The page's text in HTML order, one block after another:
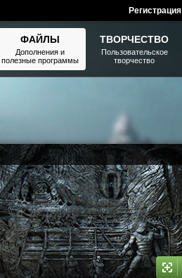
ФАЙЛЫ
Дополнения и
полезные программы
ТВОРЧЕСТВО
Пользовательское
творчество
Регистрация